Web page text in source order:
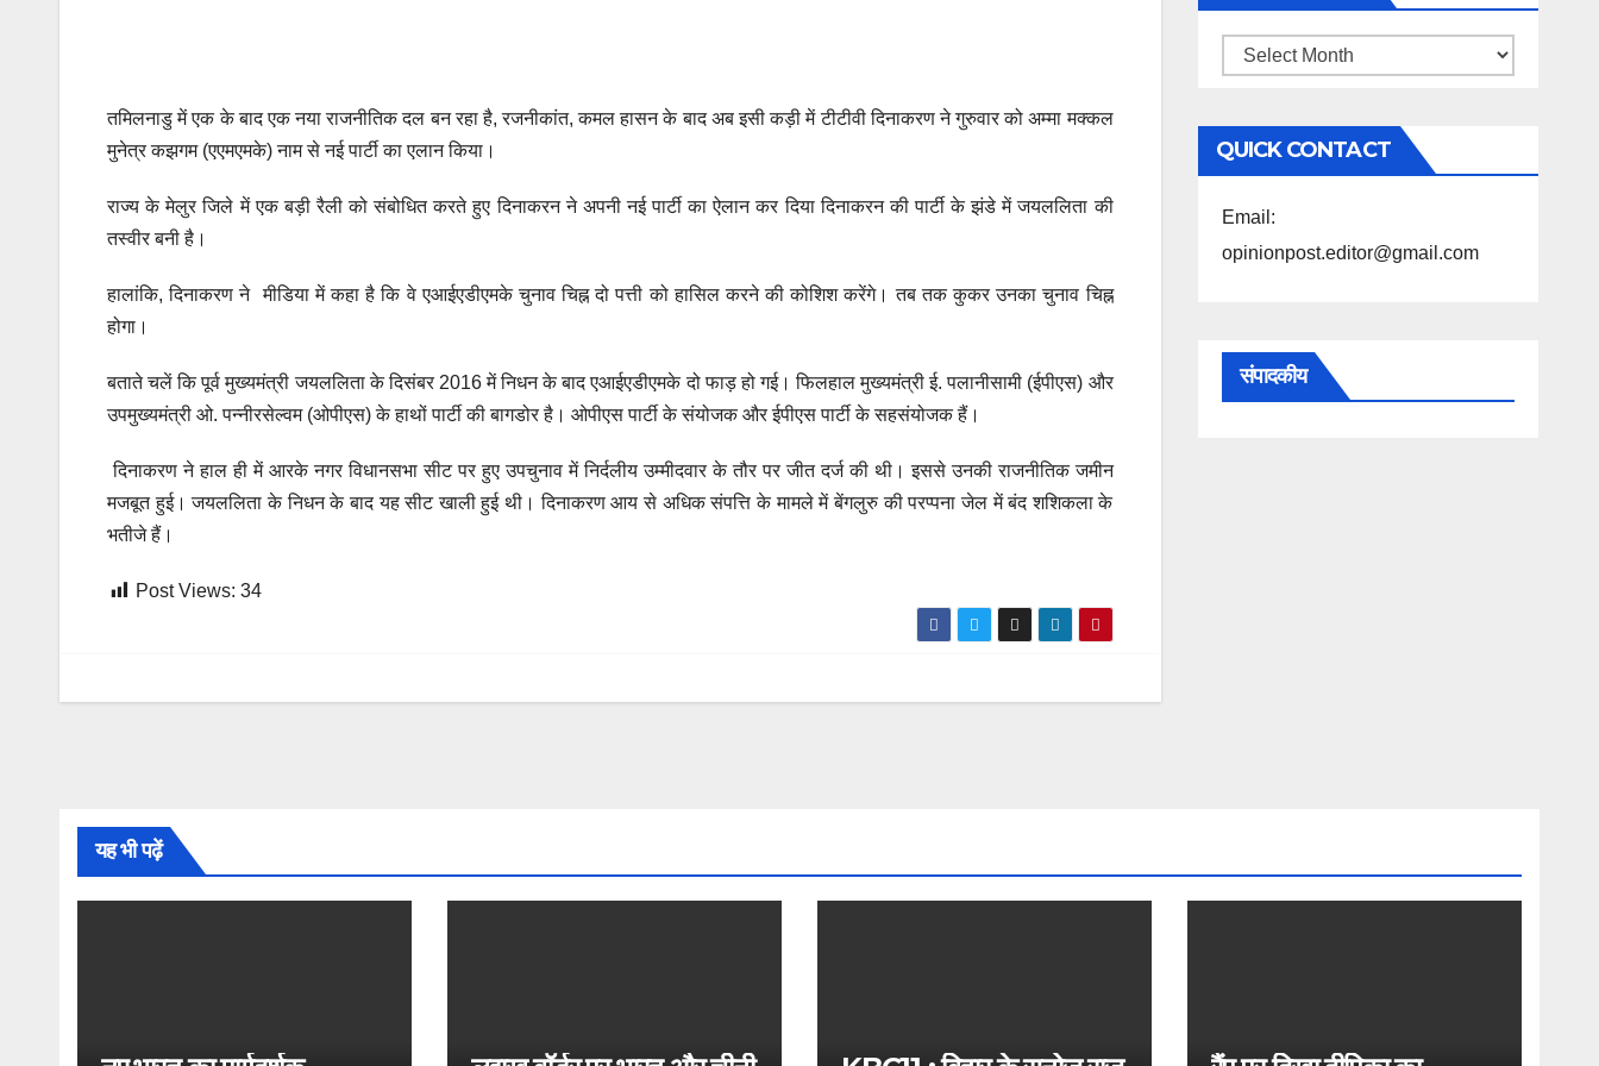
तमिलनाडु में एक के बाद एक नया राजनीतिक दल बन रहा है, रजनीकांत, कमल हासन के बाद अब इसी कड़ी में टीटीवी दिनाकरण ने गुरुवार को अम्मा मक्कल
मुनेत्र कझगम (एएमएमके) नाम से नई पार्टी का एलान किया।
राज्य के मेलुर जिले में एक बड़ी रैली को संबोधित करते हुए दिनाकरन ने अपनी नई पार्टी का ऐलान कर दिया दिनाकरन की पार्टी के झंडे में जयललिता की
तस्वीर बनी है।
हालांकि, दिनाकरण ने मीडिया में कहा है कि वे एआईएडीएमके चुनाव चिह्न दो पत्ती को हासिल करने की कोशिश करेंगे। तब तक कुकर उनका चुनाव चिह्न
होगा।
बताते चलें कि पूर्व मुख्यमंत्री जयललिता के दिसंबर 2016 में निधन के बाद एआईएडीएमके दो फाड़ हो गई। फिलहाल मुख्यमंत्री ई. पलानीसामी (ईपीएस) और
उपमुख्यमंत्री ओ. पन्नीरसेल्वम (ओपीएस) के हाथों पार्टी की बागडोर है। ओपीएस पार्टी के संयोजक और ईपीएस पार्टी के सहसंयोजक हैं।
दिनाकरण ने हाल ही में आरके नगर विधानसभा सीट पर हुए उपचुनाव में निर्दलीय उम्मीदवार के तौर पर जीत दर्ज की थी। इससे उनकी राजनीतिक जमीन
मजबूत हुई। जयललिता के निधन के बाद यह सीट खाली हुई थी। दिनाकरण आय से अधिक संपत्ति के मामले में बेंगलुरु की परप्पना जेल में बंद शशिकला के
भतीजे हैं।
Post Views: 34
महिने
अनुसार
पढ़ें
QUICK CONTACT
Email:
opinionpost.editor@gmail.com
संपादकीय
यह भी पढ़ें